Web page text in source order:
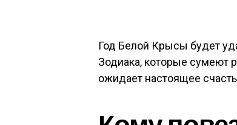
Год Белой Крысы будет
Зодиака, которые сумеют
ожидает настоящее